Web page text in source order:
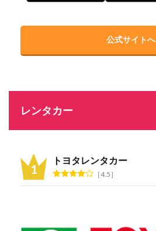
公式サイトへ
レンタカー
トヨタレンタカー
4.5